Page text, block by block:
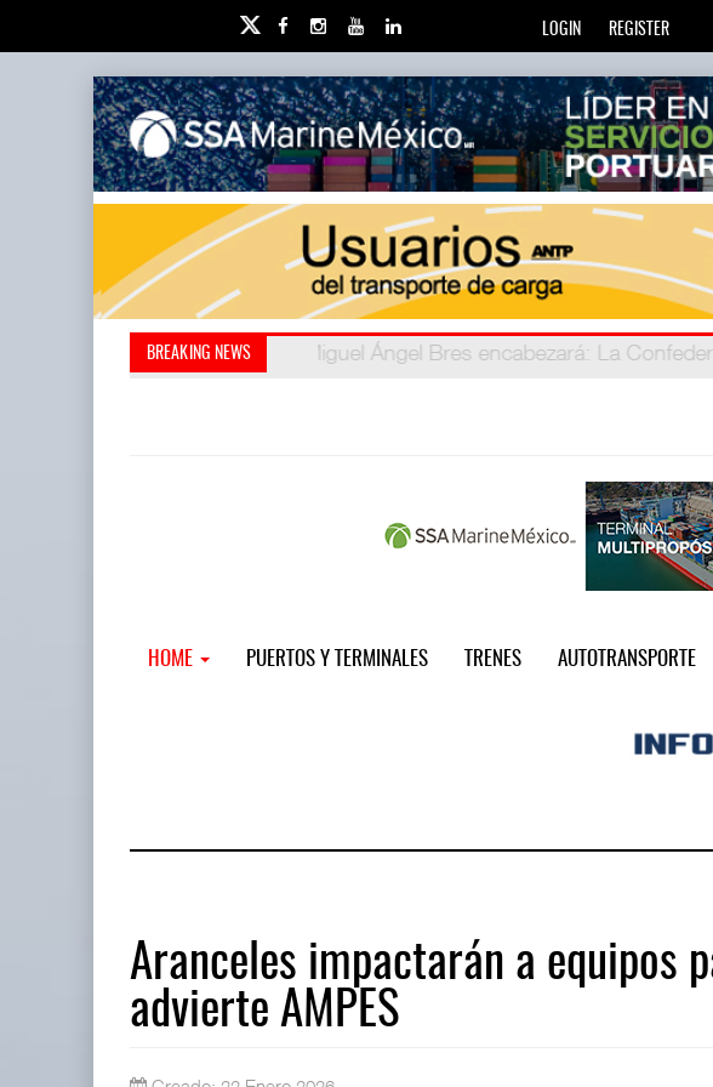
LOGIN REGISTER
BREAKING NEWS Miguel Ángel Bres encabezará
Retos de la educación privada : Más de
HOME PUERTOS Y TERMINALES TRENES AUTOTRANSPORTE
Aranceles impactarán a equipos
advierte AMPESMiguel Ángel Bres encabezará seguri ...